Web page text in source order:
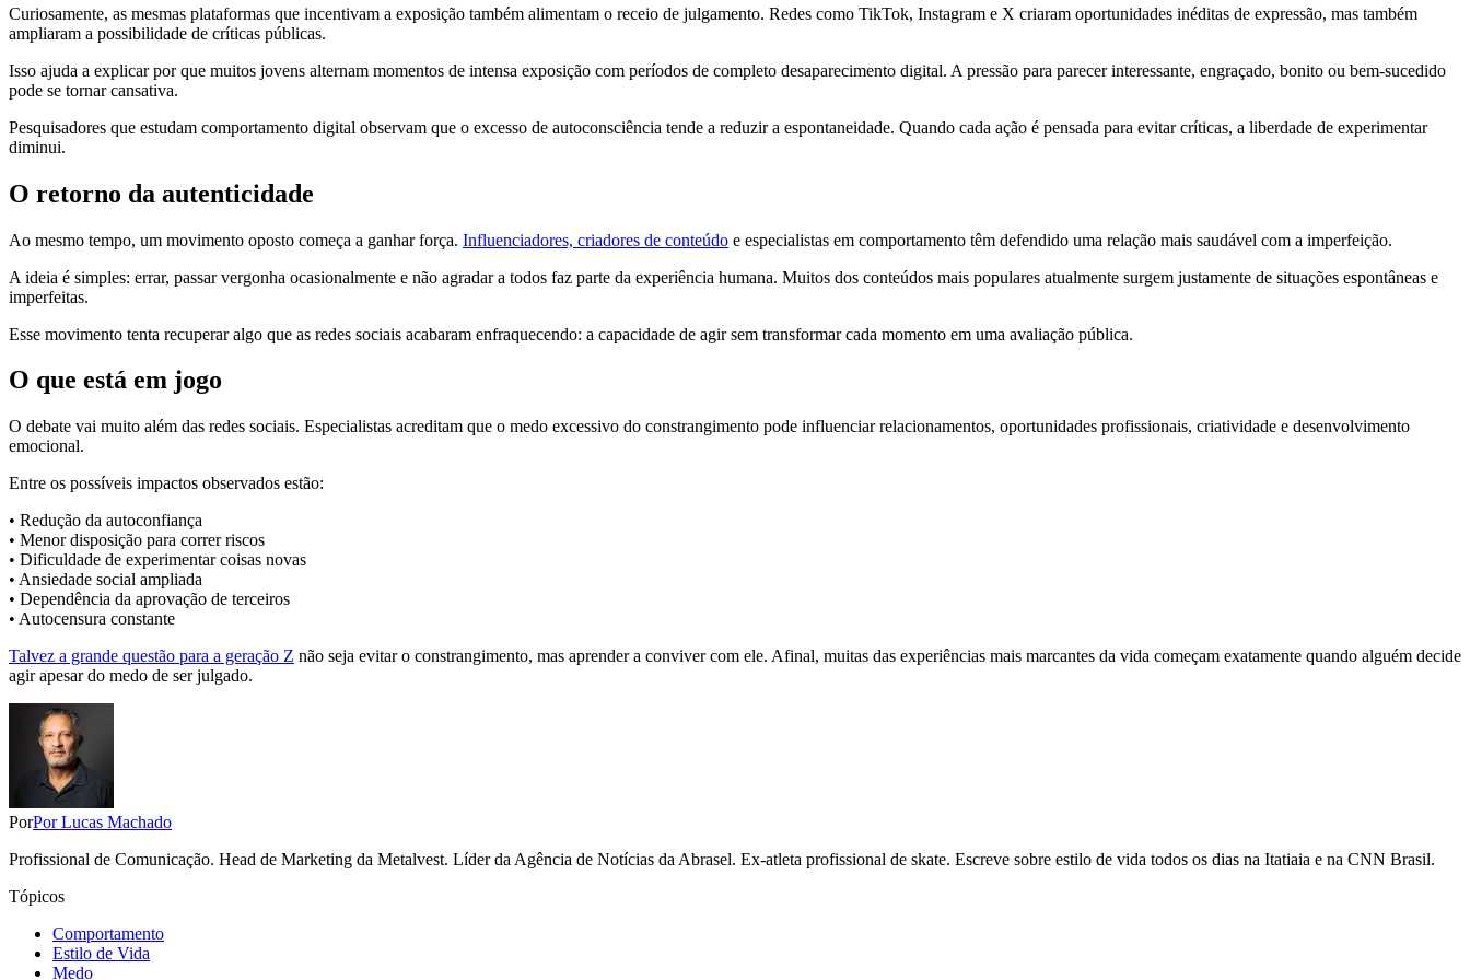
Curiosamente, as mesmas plataformas que incentivam a exposição também alimentam o receio de julgamento. Redes como TikTok, Instagram e X criaram oportunidades inéditas de expressão, mas também
ampliaram a possibilidade de críticas públicas.
Isso ajuda a explicar por que muitos jovens alternam momentos de intensa exposição com períodos de completo desaparecimento digital. A pressão para parecer interessante, engraçado, bonito ou bem-sucedido
pode se tornar cansativa.
Pesquisadores que estudam comportamento digital observam que o excesso de autoconsciência tende a reduzir a espontaneidade. Quando cada ação é pensada para evitar críticas, a liberdade de experimentar
diminui.
O retorno da autenticidade
Ao mesmo tempo, um movimento oposto começa a ganhar força. Influenciadores, criadores de conteúdo e especialistas em comportamento têm defendido uma relação mais saudável com a imperfeição.
A ideia é simples: errar, passar vergonha ocasionalmente e não agradar a todos faz parte da experiência humana. Muitos dos conteúdos mais populares atualmente surgem justamente de situações espontâneas e
imperfeitas.
Esse movimento tenta recuperar algo que as redes sociais acabaram enfraquecendo: a capacidade de agir sem transformar cada momento em uma avaliação pública.
O que está em jogo
O debate vai muito além das redes sociais. Especialistas acreditam que o medo excessivo do constrangimento pode influenciar relacionamentos, oportunidades profissionais, criatividade e desenvolvimento
emocional.
Entre os possíveis impactos observados estão:
• Redução da autoconfiança
• Menor disposição para correr riscos
• Dificuldade de experimentar coisas novas
• Ansiedade social ampliada
• Dependência da aprovação de terceiros
• Autocensura constante
Talvez a grande questão para a geração Z não seja evitar o constrangimento, mas aprender a conviver com ele. Afinal, muitas das experiências mais marcantes da vida começam exatamente quando alguém decide
agir apesar do medo de ser julgado.
PorPor Lucas Machado
Profissional de Comunicação. Head de Marketing da Metalvest. Líder da Agência de Notícias da Abrasel. Ex-atleta profissional de skate. Escreve sobre estilo de vida todos os dias na Itatiaia e na CNN Brasil.
Tópicos
Comportamento
Estilo de Vida
Medo